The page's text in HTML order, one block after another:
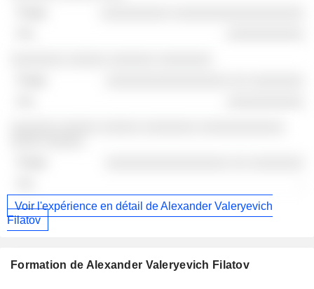
Voir l'expérience en détail de Alexander Valeryevich
Filatov
Formation de Alexander Valeryevich Filatov